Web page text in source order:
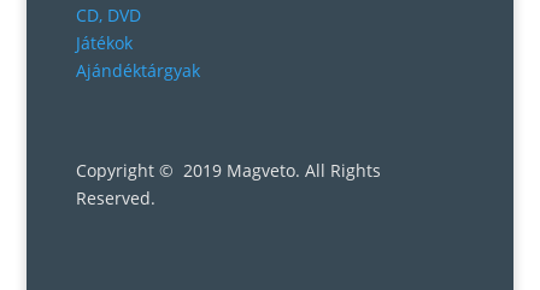
CD, DVD
Játékok
Ajándéktárgyak
Copyright © 2019 Magveto. All Rights
Reserved.